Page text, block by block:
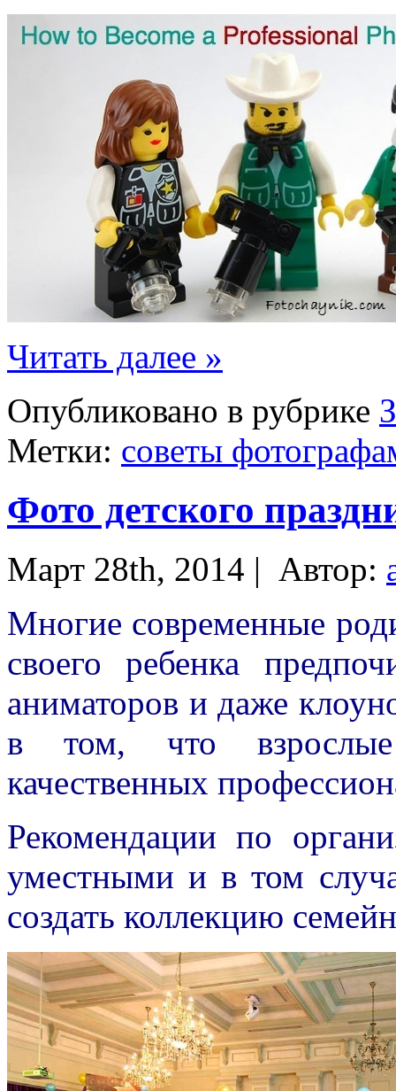
Читать далее »
Опубликовано в рубрике
Метки: советы
Фото детского
Март 28th, 2014 | Автор:
Многие современные
своего ребенка
аниматоров и даже
в том, что
качественных
Рекомендации по
уместными и в том
создать коллекцию